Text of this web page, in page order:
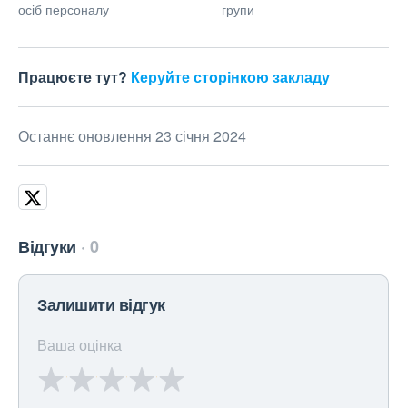
осіб персоналу групи
Працюєте тут? Керуйте сторінкою закладу
Останнє оновлення 23 січня 2024
Відгуки 0
Залишити відгук
Ваша оцінка